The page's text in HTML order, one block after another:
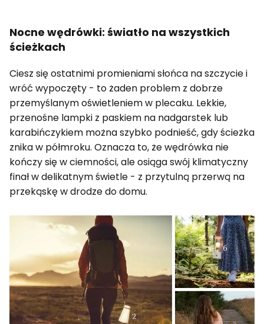
Nocne wędrówki: światło na wszystkich
ścieżkach
Ciesz się ostatnimi promieniami słońca na szczycie i
wróć wypoczęty - to żaden problem z dobrze
przemyślanym oświetleniem w plecaku. Lekkie,
przenośne lampki z paskiem na nadgarstek lub
karabińczykiem można szybko podnieść, gdy ścieżka
znika w półmroku. Oznacza to, że wędrówka nie
kończy się w ciemności, ale osiąga swój klimatyczny
finał w delikatnym świetle - z przytulną przerwą na
przekąskę w drodze do domu.